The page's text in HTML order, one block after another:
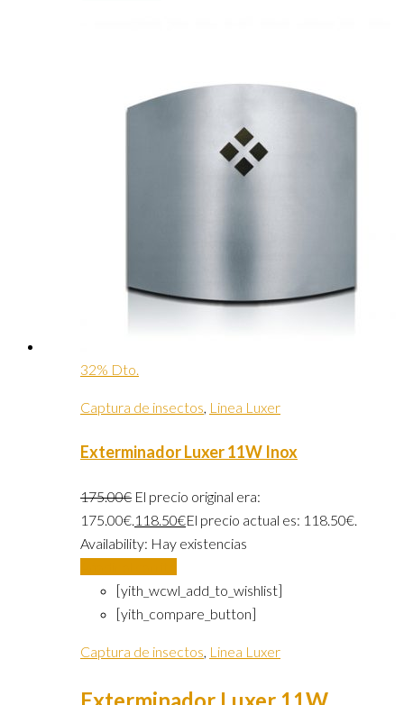
32% Dto.
Captura de insectos, Linea Luxer
Exterminador Luxer 11W Inox
175.00€ El precio original era:
175.00€.118.50€El precio actual es: 118.50€.
Availability: Hay existencias
[yith_wcwl_add_to_wishlist]
[yith_compare_button]
Captura de insectos, Linea Luxer